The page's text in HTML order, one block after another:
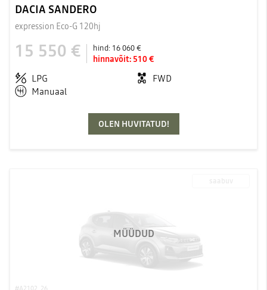
DACIA SANDERO
expression Eco-G 120hj
15 550 € hind: 16 060 €
hinnavõit: 510 €
LPG
FWD
Manuaal
OLEN HUVITATUD!
MÜÜDUD